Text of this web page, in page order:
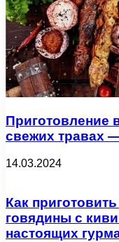
Приготовление
свежих травах
14.03.2024
Как
говядины с
настоящих